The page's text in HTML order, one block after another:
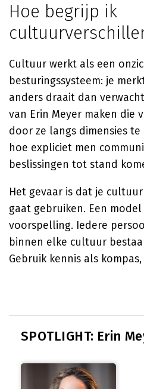
Hoe begrijp ik
Cultuur werkt als een
besturingssysteem: je
anders draait dan
van Erin Meyer maken die
door ze langs dimensies
hoe expliciet men
beslissingen tot stand
Het gevaar is dat je
gaat gebruiken. Een
voorspelling. Iedere
binnen elke cultuur
Gebruik kennis als
SPOTLIGHT: Erin